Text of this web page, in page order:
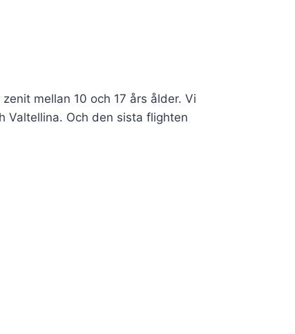
mellan 10 och 17 års ålder. Vi
Valtellina. Och den sista flighten